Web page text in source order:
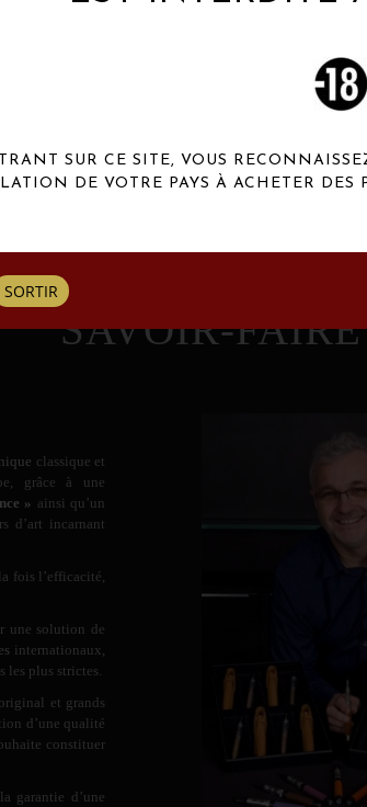
SAVOIR-
classique et
grâce à une
» ainsi qu’un
d’art incarnant
fois l’efficacité,
une solution de
internationaux,
les plus strictes.
et grands
d’une qualité
constituer
garantie d’une
SUR CE SITE, VOUS
DE VOTRE PAYS À ACHETER
SORTIR